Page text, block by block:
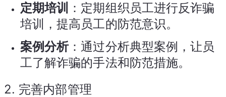
定期培训 ：定期组织员工进行反诈骗
培训，提高员工的防范意识。
案例分析：通过分析典型案例，让员
工了解诈骗的手法和防范措施。
2. 完善内部管理